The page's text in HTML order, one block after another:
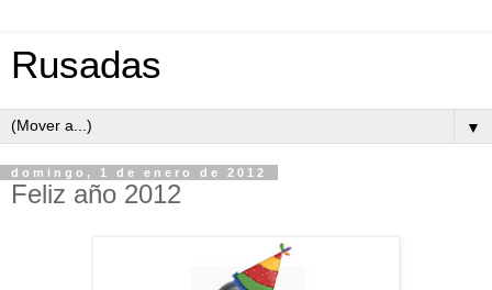
Rusadas
▼
domingo, 1 de enero de 2012
Feliz año 2012